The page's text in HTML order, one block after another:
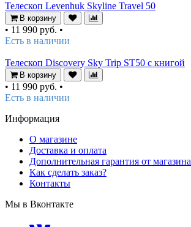
Телескоп Levenhuk Skyline Travel 50
В корзину
• 11 990 руб. •
Есть в наличии
Телескоп Discovery Sky Trip ST50 с книгой
В корзину
• 11 990 руб. •
Есть в наличии
Информация
О магазине
Доставка и оплата
Дополнительная гарантия от магазина
Как сделать заказ?
Контакты
Мы в Вконтакте